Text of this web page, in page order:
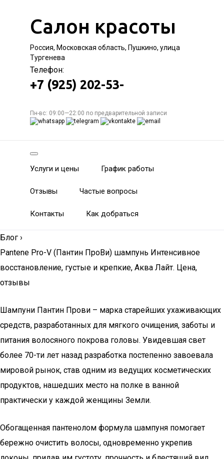
Салон красоты
Россия, Московская область, Пушкино, улица
Тургенева
Телефон:
+7 (925) 202-53-
Пн-вс: 09:00—22:00 по предварительной записи
Услуги и цены График работы
Отзывы Частые вопросы
Контакты Как добраться
Блог ›
Pantene Pro-V (Пантин ПроВи) шампунь Интенсивное
восстановление, густые и крепкие, Аква Лайт. Цена,
отзывы
Шампуни Пантин Прови – марка старейших ухаживающих
средств, разработанных для мягкого очищения, заботы и
питания волосяного покрова головы. Увидевшая свет
более 70-ти лет назад разработка постепенно завоевала
мировой рынок, став одним из ведущих косметических
продуктов, нашедших место на полке в ванной
практически у каждой женщины Земли.
Обогащенная пантенолом формула шампуня помогает
бережно очистить волосы, одновременно укрепив